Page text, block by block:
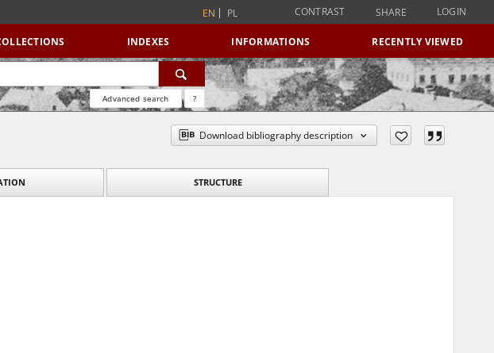
EN PL CONTRAST SHARE LOGIN
INDEXES INFORMATIONS RECENTLY VIEWED
Advanced search ?
Download bibliography description
STRUCTURE